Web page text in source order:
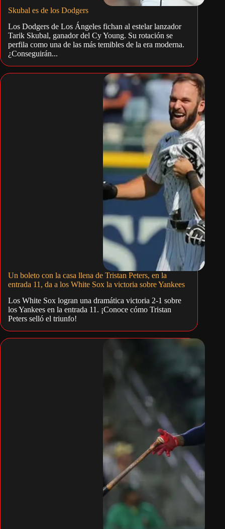
Skubal es de los Dodgers
Los Dodgers de Los Ángeles fichan al estelar lanzador
Tarik Skubal, ganador del Cy Young. Su rotación se
perfila como una de las más temibles de la era moderna.
¿Conseguirán...
Un boleto con la casa llena de Tristan Peters, en la
entrada 11, da a los White Sox la victoria sobre Yankees
Los White Sox logran una dramática victoria 2-1 sobre
los Yankees en la entrada 11. ¡Conoce cómo Tristan
Peters selló el triunfo!